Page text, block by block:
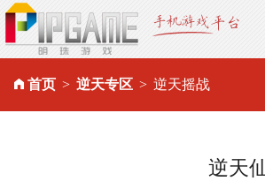
首页 逆天专区 逆天摇战
逆天